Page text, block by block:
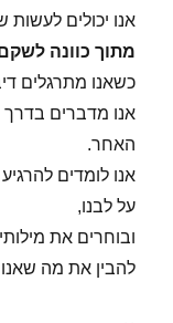
אנו יכולים לעשות
מתוך כוונה
כשאנו מתרגלים
אנו מדברים
האחר.
אנו לומדים
על לבנו,
ובוחרים את
להבין את מה